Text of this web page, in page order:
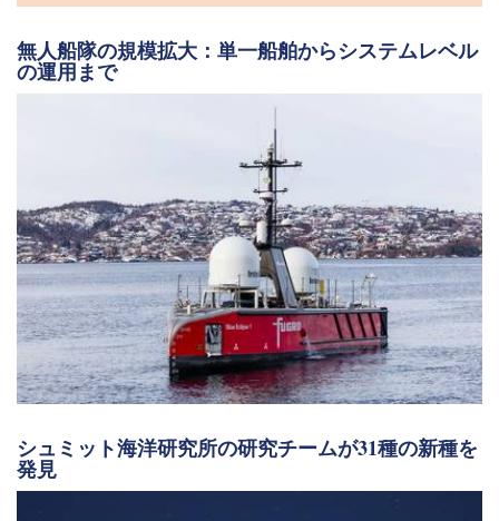
無人船隊の規模拡大：単一船舶からシステムレベル
の運用まで
シュミット海洋研究所の研究チームが31種の新種を
発見